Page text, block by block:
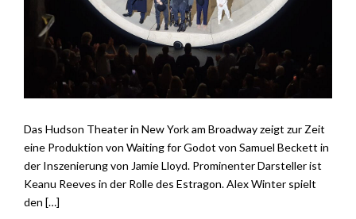
Das Hudson Theater in New York am Broadway zeigt zur Zeit
eine Produktion von Waiting for Godot von Samuel Beckett in
der Inszenierung von Jamie Lloyd. Prominenter Darsteller ist
Keanu Reeves in der Rolle des Estragon. Alex Winter spielt
den […]